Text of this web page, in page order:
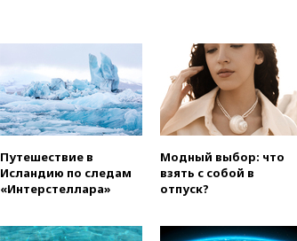
НЛО
вчера, 21:00На границе
Украины с Польшей скопилось
свыше 6,5 тысячи грузовиков
вчера, 20:53Швыдкой:
пройдет в 2026 году
вчера, 20:45ПВО за день
беспилотников над Россией
Путешествие в
Исландию по следам
«Интерстеллара»
Модный выбор: что
взять с собой в
отпуск?